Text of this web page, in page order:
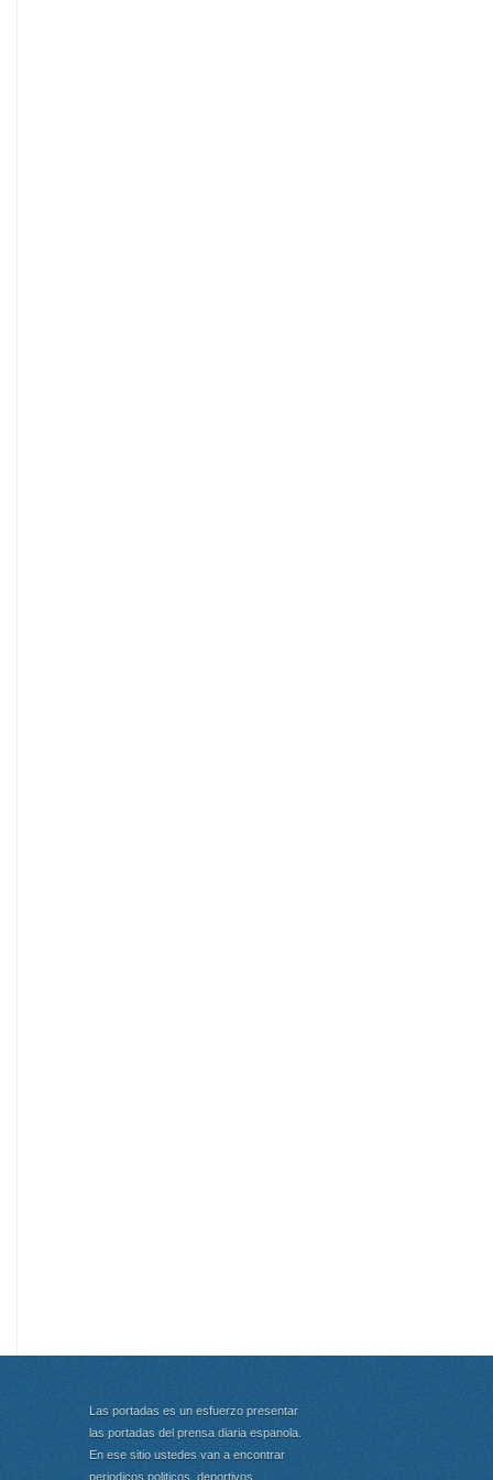
Las portadas es un esfuerzo presentar
las portadas del prensa diaria espanola.
En ese sitio ustedes van a encontrar
periodicos politicos, deportivos,